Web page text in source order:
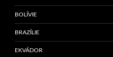
BOLÍVIE
BRAZÍLIE
EKVÁDOR